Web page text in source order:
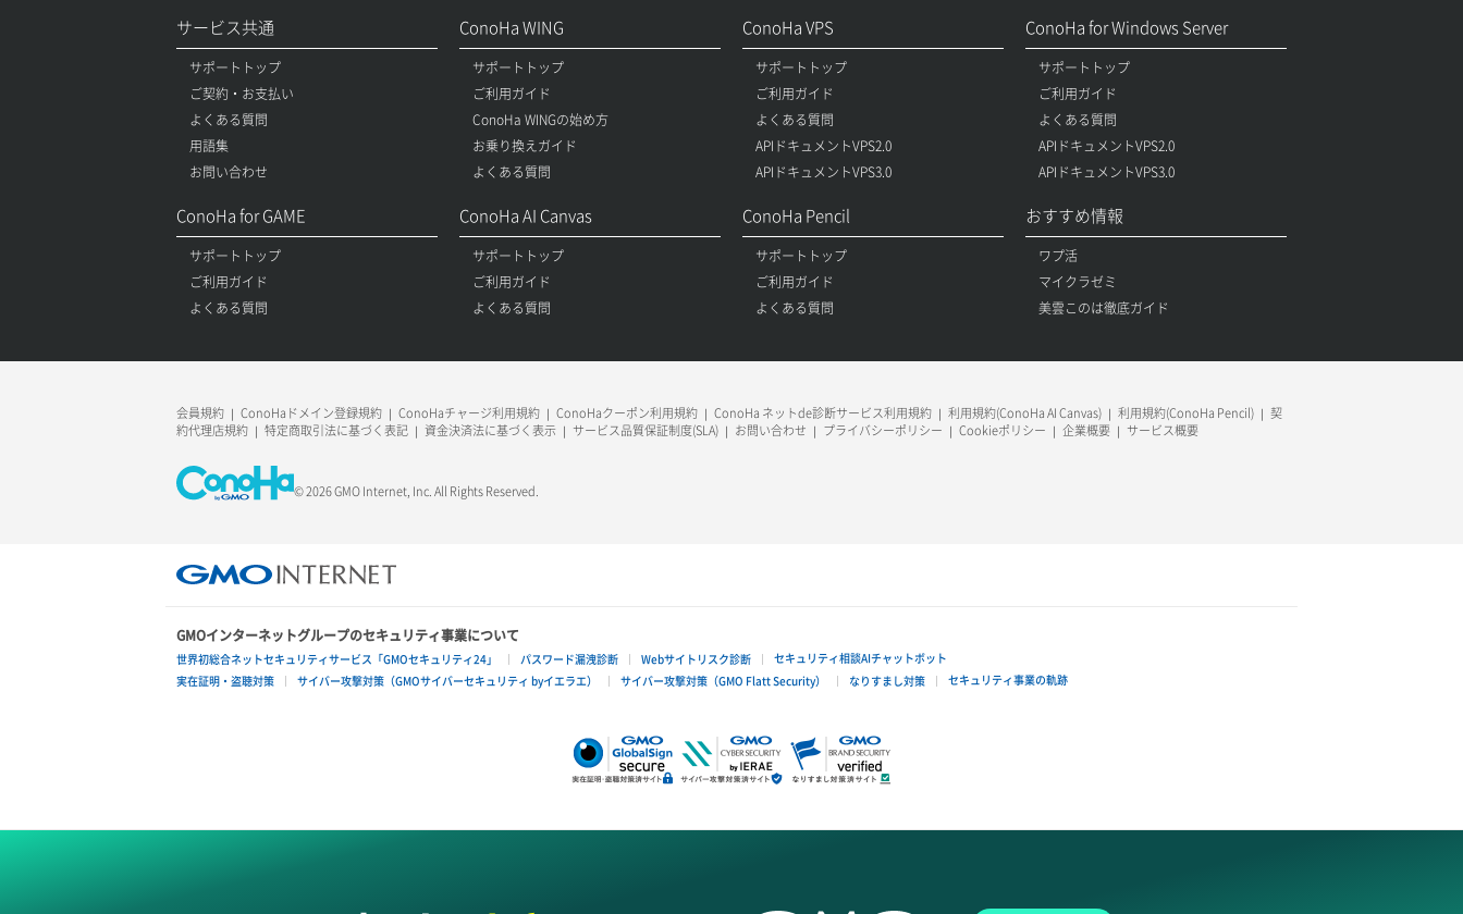
サービス共通
サポートトップ
ご契約・お支払い
よくある質問
用語集
お問い合わせ
ConoHa WING
サポートトップ
ご利用ガイド
ConoHa WINGの始め方
お乗り換えガイド
よくある質問
ConoHa VPS
サポートトップ
ご利用ガイド
よくある質問
APIドキュメントVPS2.0
APIドキュメントVPS3.0
ConoHa for Windows Server
サポートトップ
ご利用ガイド
よくある質問
APIドキュメントVPS2.0
APIドキュメントVPS3.0
ConoHa for GAME
サポートトップ
ご利用ガイド
よくある質問
ConoHa AI Canvas
サポートトップ
ご利用ガイド
よくある質問
ConoHa Pencil
サポートトップ
ご利用ガイド
よくある質問
おすすめ情報
ワプ活
マイクラゼミ
美雲このは徹底ガイド
会員規約 ConoHaドメイン登録規約 ConoHaチャージ利用規約 ConoHaクーポン利用規約 ConoHa ネットde診断サービス利用規約 利用規約(ConoHa AI Canvas) 利用規約(ConoHa Pencil)
契
約代理店規約
特定商取引法に基づく表記 資金決済法に基づく表示 サービス品質保証制度(SLA) お問い合わせ プライバシーポリシー Cookieポリシー 企業概要 サービス概要
© 2026 GMO Internet, Inc. All Rights Reserved.
GMOインターネットグループのセキュリティ事業について
世界初総合ネットセキュリティサービス「GMOセキュリティ24」 パスワード漏洩診断 Webサイトリスク診断
セキュリティ相談AIチャットボット
実在証明・盗聴対策
サイバー攻撃対策（GMOサイバーセキュリティ byイエラエ） サイバー攻撃対策（GMO Flatt Security） なりすまし対策 セキュリティ事業の軌跡